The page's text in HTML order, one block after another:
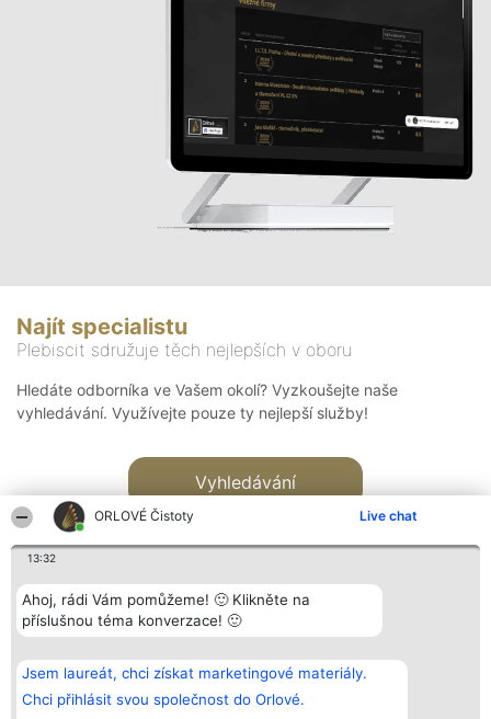
ORLOVÉ Čistoty Live chat
13:32
Ahoj, rádi Vám pomůžeme! 🙂 Klikněte na
příslušnou téma konverzace! 🙂
Jsem laureát, chci získat marketingové materiály.
Chci přihlásit svou společnost do Orlové.
Najít specialistu
Plebiscit sdružuje těch nejlepších v oboru
Hledáte odborníka ve Vašem okolí? Vyzkoušejte naše
vyhledávání. Využívejte pouze ty nejlepší služby!
Vyhledávání
Bright Side Solutions sp. z o.
o. sp. k.
ul. Ruska 22
Wrocław 50-079
Vítězové
Seznam všech
laureátů
Zásady
Kontakt